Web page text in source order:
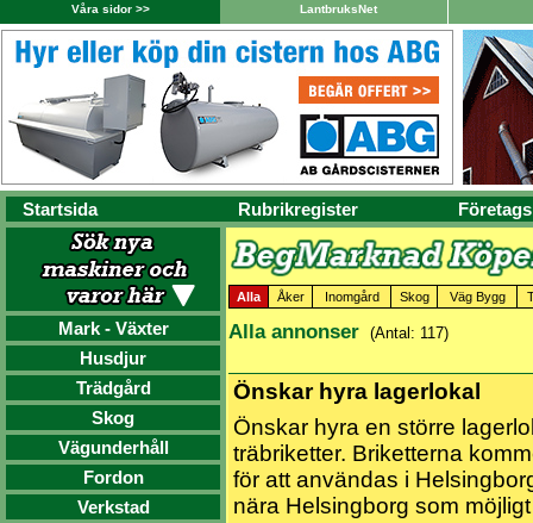
Våra sidor >> LantbruksNet
Startsida Rubrikregister
Mark - Växter
Husdjur
Trädgård
Skog
Vägunderhåll
Fordon
Verkstad
Alla Åker Inomgård Skog Väg Bygg
Alla annonser (Antal: 117)
Önskar hyra lagerlokal
Önskar hyra en större
träbriketter. Briketterna
för att användas i
nära Helsingborg som